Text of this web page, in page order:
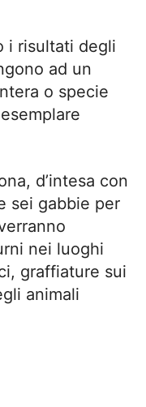
i risultati degli
ad un
o specie
d’intesa con
sei gabbie per
nei luoghi
graffiature sui
animali